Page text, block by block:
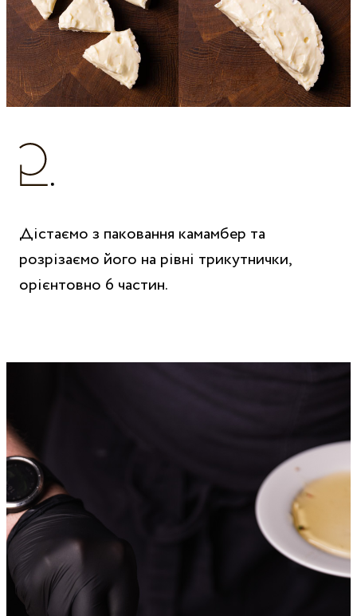
Дістаємо з паковання камамбер та
розрізаємо його на рівні трикутнички,
орієнтовно 6 частин.